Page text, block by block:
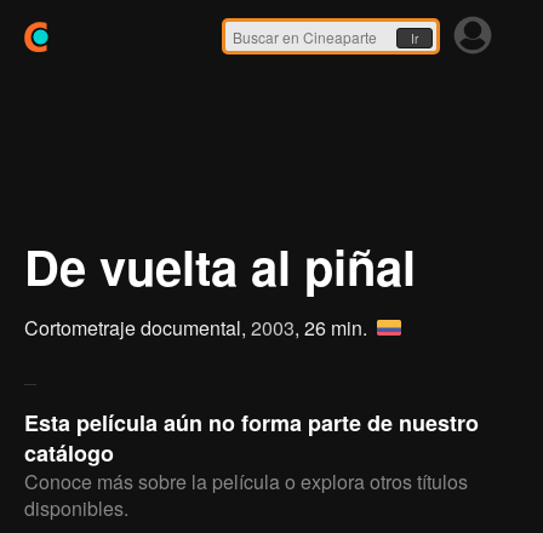
Ir
De vuelta al piñal
Cortometraje documental, 2003, 26 min.
Esta película aún no forma parte de nuestro
catálogo
Conoce más sobre la película o explora otros títulos
disponibles.